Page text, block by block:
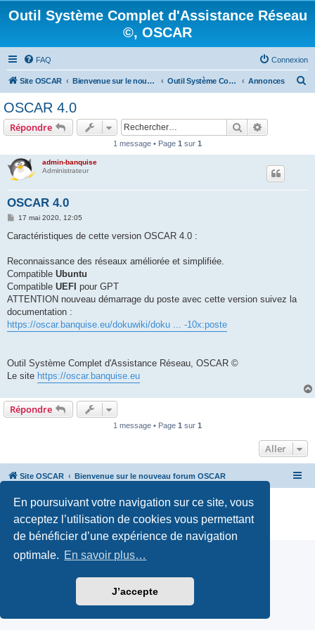
En poursuivant votre navigation sur ce site, vous
acceptez l’utilisation de cookies vous permettant
de bénéficier d’une expérience de navigation
optimale. En savoir plus…
J’accepte
Outil Système Complet d'Assistance Réseau
©, OSCAR
FAQ Connexion
Site OSCAR Bienvenue sur le nouveau forum OSCAR Outil Système Complet d'Assistance Réseau ©, OSCAR Annonces
OSCAR 4.0
Répondre Rechercher
1 message • Page 1 sur 1
admin-banquise
Administrateur
OSCAR 4.0
M
s
g
17 mai 2020, 12:05
Caractéristiques de cette version OSCAR 4.0 :
Reconnaissance des réseaux améliorée et simplifiée.
Compatible Ubuntu
Compatible UEFI pour GPT
ATTENTION nouveau démarrage du poste avec cette version suivez la
documentation :
https://oscar.banquise.eu/dokuwiki/doku ... -10x:poste
Outil Système Complet d'Assistance Réseau, OSCAR ©
Le site https://oscar.banquise.eu
Répondre
1 message • Page 1 sur 1
Aller
Site OSCAR Bienvenue sur le nouveau forum OSCAR
Développé parphpBB® Forum Software © phpBB Limited
Traduction française officielle